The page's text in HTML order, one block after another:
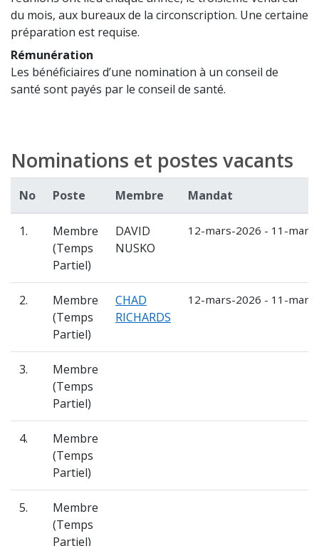
du mois, aux bureaux de la circonscription. Une certaine
préparation est requise.
Rémunération
Les bénéficiaires d’une nomination à un conseil de
santé sont payés par le conseil de santé.
Nominations et postes vacants
No Poste Membre Mandat
1.
Membre
(Temps
Partiel)
DAVID
NUSKO
12-mars-2026 - 11-
2.
Membre
(Temps
Partiel)
CHAD
RICHARDS
12-mars-2026 - 11-
3.
Membre
(Temps
Partiel)
4.
Membre
(Temps
Partiel)
5.
Membre
(Temps
Partiel)